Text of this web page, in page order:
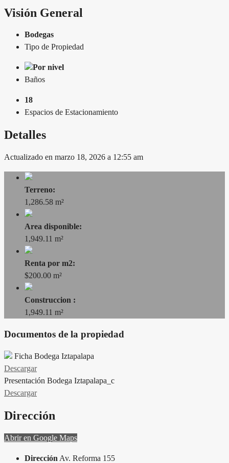
Visión General
Bodegas
Tipo de Propiedad
Por nivel
Baños
18
Espacios de Estacionamiento
Detalles
Actualizado en marzo 18, 2026 a 12:55 am
Terreno:
1,286.58 m²
Area disponible:
1,949.11 m²
Renta por m2:
$200.00 m²
Construccion :
1,949.11 m²
Documentos de la propiedad
Ficha Bodega Iztapalapa
Descargar
Presentación Bodega Iztapalapa_c
Descargar
Dirección
Abrir en Google Maps
Dirección Av. Reforma 155